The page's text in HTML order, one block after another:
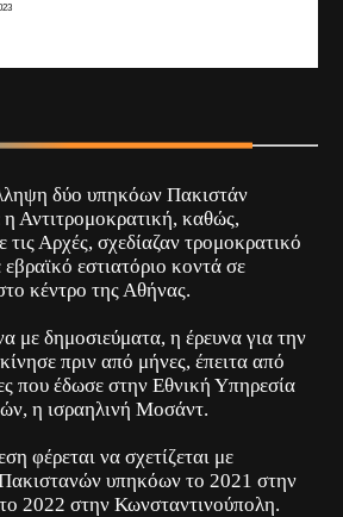
δύο υπηκόων Πακιστάν
Αντιτρομοκρατική, καθώς,
Αρχές, σχεδίαζαν τρομοκρατικό
εστιατόριο κοντά σε
κέντρο της Αθήνας.
με δημοσιεύματα, η έρευνα για την
πριν από μήνες, έπειτα από
που έδωσε στην Εθνική Υπηρεσία
η ισραηλινή Μοσάντ.
φέρεται να σχετίζεται με
υπηκόων το 2021 στην
2022 στην Κωνσταντινούπολη.